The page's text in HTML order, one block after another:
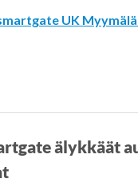
UK Myymälä
älykkäät